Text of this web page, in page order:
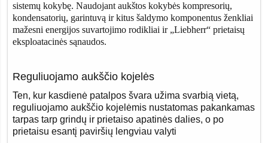
sistemų kokybę. Naudojant aukštos kokybės kompresorių,
kondensatorių, garintuvą ir kitus šaldymo komponentus ženkliai
mažesni energijos suvartojimo rodikliai ir „Liebherr“ prietaisų
eksploatacinės sąnaudos.
Reguliuojamo aukščio kojelės
Ten, kur kasdienė patalpos švara užima svarbią vietą,
reguliuojamo aukščio kojelėmis nustatomas pakankamas
tarpas tarp grindų ir prietaiso apatinės dalies, o po
prietaisu esantį paviršių lengviau valyti